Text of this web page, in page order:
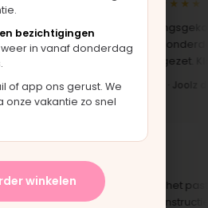
met de
weer als nieuw
spul."
★★★★★
het
opgezet.
Bas · Joolz
dit
★★★★★
"Snelle levering en het paste
perfect. Montage-
bezichtigingen
in vanaf donderdag
of app ons gerust. We
onze vakantie zo snel
winkelen